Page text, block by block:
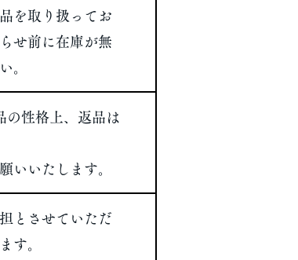
を取り扱ってお
せ前に在庫が無
。
の性格上、返品は
いいたします。
とさせていただ
す。